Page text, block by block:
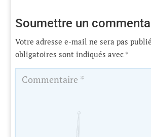
Soumettre un
Votre adresse e-mail ne sera pas
obligatoires sont indiqués avec *